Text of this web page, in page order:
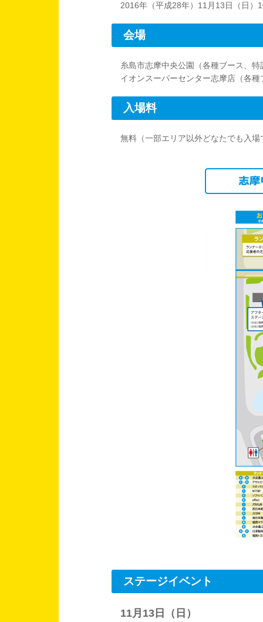
2016年（平成28年）11月13日（日）
会場
糸島市志摩中央公園（各種ブース、特
イオンスーパーセンター志摩店（各種
入場料
無料（一部エリア以外どなたでも入場
ステージイベント
11月13日（日）